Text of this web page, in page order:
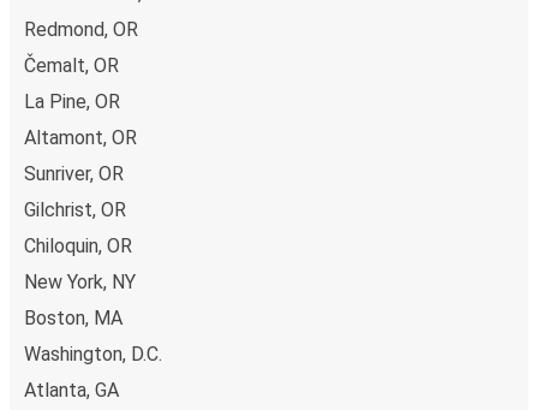
Redmond, OR
Čemalt, OR
La Pine, OR
Altamont, OR
Sunriver, OR
Gilchrist, OR
Chiloquin, OR
New York, NY
Boston, MA
Washington, D.C.
Atlanta, GA